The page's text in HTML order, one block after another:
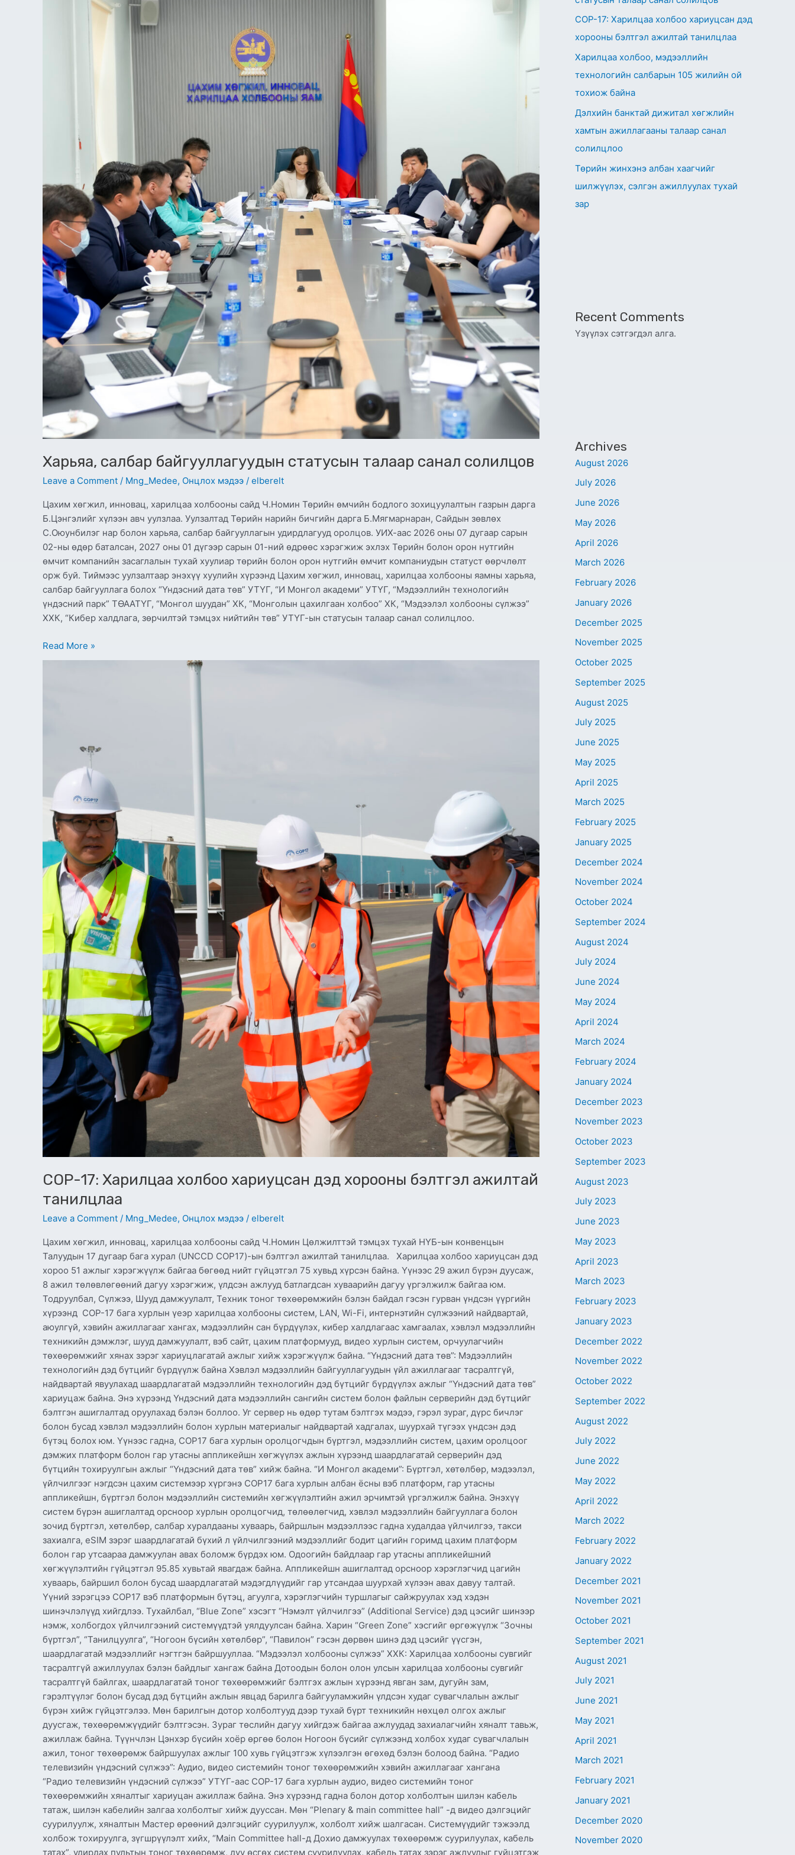
Харьяа, салбар байгууллагуудын статусын талаар санал солилцов
Leave a Comment / Mng_Medee, Онцлох мэдээ / elberelt
Цахим хөгжил, инновац, харилцаа холбооны сайд Ч.Номин Төрийн өмчийн бодлого зохицуулалтын газрын дарга
Б.Цэнгэлийг хүлээн авч уулзлаа. Уулзалтад Төрийн нарийн бичгийн дарга Б.Мягмарнаран, Сайдын зөвлөх
С.Оюунбилэг нар болон харьяа, салбар байгууллагын удирдлагууд оролцов. УИХ-аас 2026 оны 07 дугаар сарын
02-ны өдөр баталсан, 2027 оны 01 дүгээр сарын 01-ний өдрөөс хэрэгжиж эхлэх Төрийн болон орон нутгийн
өмчит компанийн засаглалын тухай хуулиар төрийн болон орон нутгийн өмчит компаниудын статуст өөрчлөлт
орж буй. Тиймээс уулзалтаар энэхүү хуулийн хүрээнд Цахим хөгжил, инновац, харилцаа холбооны яамны харьяа,
салбар байгууллага болох “Үндэсний дата төв” УТҮГ, “И Монгол академи” УТҮГ, “Мэдээллийн технологийн
үндэсний парк” ТӨААТҮГ, “Монгол шуудан” ХК, “Монголын цахилгаан холбоо” ХК, “Мэдээлэл холбооны сүлжээ”
ХХК, “Кибер халдлага, зөрчилтэй тэмцэх нийтийн төв” УТҮГ-ын статусын талаар санал солилцлоо.
Read More »
СОР-17: Харилцаа холбоо хариуцсан дэд хорооны бэлтгэл ажилтай
танилцлаа
Leave a Comment / Mng_Medee, Онцлох мэдээ / elberelt
Цахим хөгжил, инновац, харилцаа холбооны сайд Ч.Номин Цөлжилттэй тэмцэх тухай НҮБ-ын конвенцын
Талуудын 17 дугаар бага хурал (UNCCD COP17)-ын бэлтгэл ажилтай танилцлаа. Харилцаа холбоо хариуцсан дэд
хороо 51 ажлыг хэрэгжүүлж байгаа бөгөөд нийт гүйцэтгэл 75 хувьд хүрсэн байна. Үүнээс 29 ажил бүрэн дуусаж,
8 ажил төлөвлөгөөний дагуу хэрэгжиж, үлдсэн ажлууд батлагдсан хуваарийн дагуу үргэлжилж байгаа юм.
Тодруулбал, Сүлжээ, Шууд дамжуулалт, Техник тоног төхөөрөмжийн бэлэн байдал гэсэн гурван үндсэн үүргийн
хүрээнд СОР-17 бага хурлын үеэр харилцаа холбооны систем, LAN, Wi-Fi, интернэтийн сүлжээний найдвартай,
аюулгүй, хэвийн ажиллагааг хангах, мэдээллийн сан бүрдүүлэх, кибер халдлагаас хамгаалах, хэвлэл мэдээллийн
техникийн дэмжлэг, шууд дамжуулалт, вэб сайт, цахим платформууд, видео хурлын систем, орчуулагчийн
төхөөрөмжийг хянах зэрэг хариуцлагатай ажлыг хийж хэрэгжүүлж байна. “Үндэсний дата төв”: Мэдээллийн
технологийн дэд бүтцийг бүрдүүлж байна Хэвлэл мэдээллийн байгууллагуудын үйл ажиллагааг тасралтгүй,
найдвартай явуулахад шаардлагатай мэдээллийн технологийн дэд бүтцийг бүрдүүлэх ажлыг “Үндэсний дата төв”
хариуцаж байна. Энэ хүрээнд Үндэсний дата мэдээллийн сангийн систем болон файлын серверийн дэд бүтцийг
бэлтгэн ашиглалтад оруулахад бэлэн боллоо. Уг сервер нь өдөр тутам бэлтгэх мэдээ, гэрэл зураг, дүрс бичлэг
болон бусад хэвлэл мэдээллийн болон хурлын материалыг найдвартай хадгалах, шуурхай түгээх үндсэн дэд
бүтэц болох юм. Үүнээс гадна, COP17 бага хурлын оролцогчдын бүртгэл, мэдээллийн систем, цахим оролцоог
дэмжих платформ болон гар утасны аппликейшн хөгжүүлэх ажлын хүрээнд шаардлагатай серверийн дэд
бүтцийн тохируулгын ажлыг “Үндэсний дата төв” хийж байна. “И Монгол академи”: Бүртгэл, хөтөлбөр, мэдээлэл,
үйлчилгээг нэгдсэн цахим системээр хүргэнэ COP17 бага хурлын албан ёсны вэб платформ, гар утасны
аппликейшн, бүртгэл болон мэдээллийн системийн хөгжүүлэлтийн ажил эрчимтэй үргэлжилж байна. Энэхүү
систем бүрэн ашиглалтад орсноор хурлын оролцогчид, төлөөлөгчид, хэвлэл мэдээллийн байгууллага болон
зочид бүртгэл, хөтөлбөр, салбар хуралдааны хуваарь, байршлын мэдээллээс гадна худалдаа үйлчилгээ, такси
захиалга, eSIM зэрэг шаардлагатай бүхий л үйлчилгээний мэдээллийг бодит цагийн горимд цахим платформ
болон гар утсаараа дамжуулан авах боломж бүрдэх юм. Одоогийн байдлаар гар утасны аппликейшний
хөгжүүлэлтийн гүйцэтгэл 95.85 хувьтай явагдаж байна. Аппликейшн ашиглалтад орсноор хэрэглэгчид цагийн
хуваарь, байршил болон бусад шаардлагатай мэдэгдлүүдийг гар утсандаа шуурхай хүлээн авах давуу талтай.
Үүний зэрэгцээ COP17 вэб платформын бүтэц, агуулга, хэрэглэгчийн туршлагыг сайжруулах хэд хэдэн
шинэчлэлүүд хийгдлээ. Тухайлбал, “Blue Zone” хэсэгт “Нэмэлт үйлчилгээ” (Additional Service) дэд цэсийг шинээр
нэмж, холбогдох үйлчилгээний системүүдтэй уялдуулсан байна. Харин “Green Zone” хэсгийг өргөжүүлж “Зочны
бүртгэл”, “Танилцуулга”, “Ногоон бүсийн хөтөлбөр”, “Павилон” гэсэн дөрвөн шинэ дэд цэсийг үүсгэн,
шаардлагатай мэдээллийг нэгтгэн байршууллаа. “Мэдээлэл холбооны сүлжээ” ХХК: Харилцаа холбооны сувгийг
тасралтгүй ажиллуулах бэлэн байдлыг хангаж байна Дотоодын болон олон улсын харилцаа холбооны сувгийг
тасралтгүй байлгах, шаардлагатай тоног төхөөрөмжийг бэлтгэх ажлын хүрээнд явган зам, дугуйн зам,
гэрэлтүүлэг болон бусад дэд бүтцийн ажлын явцад барилга байгууламжийн үлдсэн худаг сувагчлалын ажлыг
бүрэн хийж гүйцэтгэлээ. Мөн барилгын дотор холболтууд дээр тухай бүрт техникийн нөхцөл олгох ажлыг
дуусгаж, төхөөрөмжүүдийг бэлтгэсэн. Зураг төслийн дагуу хийгдэж байгаа ажлуудад захиалагчийн хяналт тавьж,
ажиллаж байна. Түүнчлэн Цэнхэр бүсийн хоёр өргөө болон Ногоон бүсийг сүлжээнд холбох худаг сувагчлалын
ажил, тоног төхөөрөмж байршуулах ажлыг 100 хувь гүйцэтгэж хүлээлгэн өгөхөд бэлэн болоод байна. “Радио
телевизийн үндэсний сүлжээ”: Аудио, видео системийн тоног төхөөрөмжийн хэвийн ажиллагааг хангана
“Радио телевизийн үндэсний сүлжээ” УТҮГ-аас СОР-17 бага хурлын аудио, видео системийн тоног
төхөөрөмжийн хяналтыг хариуцан ажиллаж байна. Энэ хүрээнд гадна болон дотор холболтын шилэн кабель
татаж, шилэн кабелийн залгаа холболтыг хийж дууссан. Мөн “Рlenary & main committee hall” -д видео дэлгэцийг
суурилуулж, хяналтын Мастер өрөөний дэлгэцийг суурилуулж, холболт хийж шалгасан. Системүүдийг тэжээлд
холбож тохируулга, зүгшрүүлэлт хийх, “Main Committee hall-д Дохио дамжуулах төхөөрөмж суурилуулах, кабель
татах”, удирдах пультын тоног төхөөрөмж, дуу өсгөх систем суурилуулах, кабель татах зэрэг ажлуудыг гүйцэтгэж
танилцлаа
СОР-17: Харилцаа холбоо хариуцсан дэд
хорооны бэлтгэл ажилтай танилцлаа
Харилцаа холбоо, мэдээллийн
технологийн салбарын 105 жилийн ой
тохиож байна
Дэлхийн банктай дижитал хөгжлийн
хамтын ажиллагааны талаар санал
солилцлоо
Төрийн жинхэнэ албан хаагчийг
шилжүүлэх, сэлгэн ажиллуулах тухай
зар
Recent Comments
Үзүүлэх сэтгэгдэл алга.
Archives
August 2026
July 2026
June 2026
May 2026
April 2026
March 2026
February 2026
January 2026
December 2025
November 2025
October 2025
September 2025
August 2025
July 2025
June 2025
May 2025
April 2025
March 2025
February 2025
January 2025
December 2024
November 2024
October 2024
September 2024
August 2024
July 2024
June 2024
May 2024
April 2024
March 2024
February 2024
January 2024
December 2023
November 2023
October 2023
September 2023
August 2023
July 2023
June 2023
May 2023
April 2023
March 2023
February 2023
January 2023
December 2022
November 2022
October 2022
September 2022
August 2022
July 2022
June 2022
May 2022
April 2022
March 2022
February 2022
January 2022
December 2021
November 2021
October 2021
September 2021
August 2021
July 2021
June 2021
May 2021
April 2021
March 2021
February 2021
January 2021
December 2020
November 2020